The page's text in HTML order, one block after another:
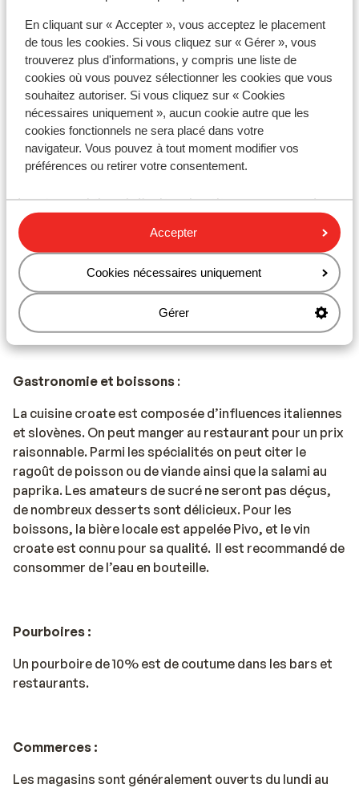
En cliquant sur « Accepter », vous acceptez le placement
de tous les cookies. Si vous cliquez sur « Gérer », vous
trouverez plus d'informations, y compris une liste de
cookies où vous pouvez sélectionner les cookies que vous
souhaitez autoriser. Si vous cliquez sur « Cookies
nécessaires uniquement », aucun cookie autre que les
cookies fonctionnels ne sera placé dans votre
navigateur. Vous pouvez à tout moment modifier vos
préférences ou retirer votre consentement.
Accepter
Cookies nécessaires uniquement
Gérer
Pour plus d'informations :
https://diplomatie.belgium.be/fr/Services/voyager_a_
letranger/documents_de_voyage
Téléphone :
Les téléphones portables européens fonctionnent en
données mobiles et d’activer le wifi pour vous rendre
sur internet.
Numéro d’urgence :
Le numéro d’urgence est le 112.
Gastronomie et boissons :
La cuisine croate est composée d’influences italiennes
et slovènes. On peut manger au restaurant pour un prix
raisonnable. Parmi les spécialités on peut citer le
ragoût de poisson ou de viande ainsi que la salami au
paprika. Les amateurs de sucré ne seront pas déçus,
de nombreux desserts sont délicieux. Pour les
boissons, la bière locale est appelée Pivo, et le vin
croate est connu pour sa qualité. Il est recommandé de
consommer de l’eau en bouteille.
Pourboires :
Un pourboire de 10% est de coutume dans les bars et
restaurants.
Commerces :
Les magasins sont généralement ouverts du lundi au